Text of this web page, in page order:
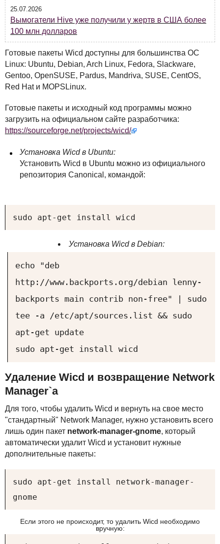
25.07.2026
Вымогатели Hive уже получили у жертв в США более
100 млн долларов
Готовые пакеты Wicd доступны для большинства ОС
Linux: Ubuntu, Debian, Arch Linux, Fedora, Slackware,
Gentoo, OpenSUSE, Pardus, Mandriva, SUSE, CentOS,
Red Hat и MOPSLinux.
Готовые пакеты и исходный код программы можно
загрузить на официальном сайте разработчика:
https://sourceforge.net/projects/wicd/
Установка Wicd в Ubuntu:
Установить Wicd в Ubuntu можно из официального
репозитория Canonical, командой:
sudo apt-get install wicd
Установка Wicd в Debian:
echo "deb
http://www.backports.org/debian lenny-
backports main contrib non-free" | sudo
tee -a /etc/apt/sources.list && sudo
apt-get update
sudo apt-get install wicd
Удаление Wicd и возвращение Network
Manager`а
Для того, чтобы удалить Wicd и вернуть на свое место
"стандартный" Network Manager, нужно установить всего
лишь один пакет network-manager-gnome, который
автоматически удалит Wicd и установит нужные
дополнительные пакеты:
sudo apt-get install network-manager-
gnome
Если этого не происходит, то удалить Wicd необходимо
вручную: